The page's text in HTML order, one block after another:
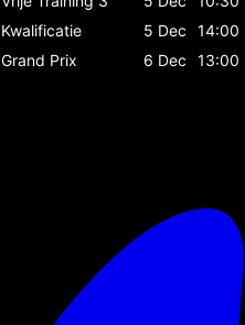
Kwalificatie 5 Dec
14:00
Grand Prix 6 Dec
13:00